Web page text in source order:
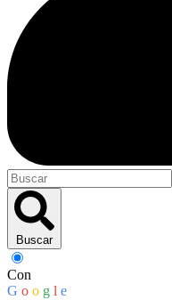
Buscar
Con
G o o g l e